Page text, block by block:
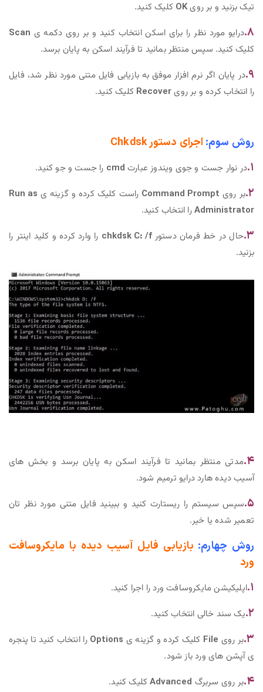
تیک بزنید و بر رویOK کلیک کنید.
۸. درایو مورد نظر را برای اسکن انتخاب کنید و بر روی دکمه ی Scan
کلیک کنید. سپس منتظر بمانید تا فرآیند اسکن به پایان برسد.
۹. در پایان اگر نرم افزار موفق به بازیابی فایل متنی مورد نظر شد، فایل
را انتخاب کرده و بر رویRecover کلیک کنید.
روش سوم: اجرای دستور Chkdsk
۱. در نوار جست و جوی ویندوز عبارت cmd را جست و جو کنید.
۲. بر روی Command Prompt راست کلیک کرده و گزینه ی Run as
Administratorرا انتخاب کنید.
۳. حال در خط فرمان دستورchkdsk C: /f را وارد کرده و کلید اینتر را
بزنید.
۴‌. مدتی منتظر بمانید تا فرآیند اسکن به پایان برسد و بخش های
آسیب دیده هارد درایو ترمیم شود.
۵. سپس سیستم را ریستارت کنید و ببینید فایل متنی مورد نظر تان
تعمیر شده یا خیر.
روش چهارم: بازیابی فایل آسیب دیده با مایکروسافت
ورد
۱. اپلیکیشن مایکروسافت ورد را اجرا کنید.
۲. یک سند خالی انتخاب کنید.
۳. بر روی File کلیک کرده و گزینه ی Options را انتخاب کنید تا پنجره
ی آپشن های ورد باز شود.
۴. بر روی سربرگ Advancedکلیک کنید.